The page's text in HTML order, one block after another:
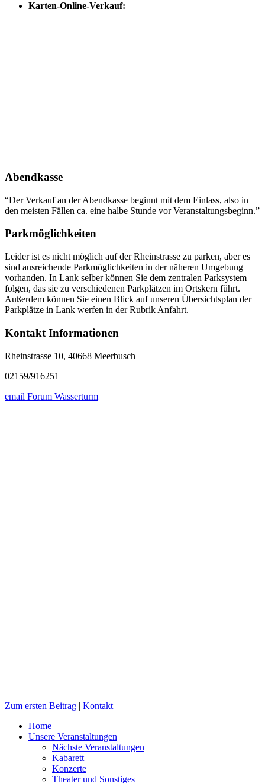
Karten-Online-Verkauf:
Abendkasse
“Der Verkauf an der Abendkasse beginnt mit dem Einlass, also in
den meisten Fällen ca. eine halbe Stunde vor Veranstaltungsbeginn.”
Parkmöglichkeiten
Leider ist es nicht möglich auf der Rheinstrasse zu parken, aber es
sind ausreichende Parkmöglichkeiten in der näheren Umgebung
vorhanden. In Lank selber können Sie dem zentralen Parksystem
folgen, das sie zu verschiedenen Parkplätzen im Ortskern führt.
Außerdem können Sie einen Blick auf unseren Übersichtsplan der
Parkplätze in Lank werfen in der Rubrik Anfahrt.
Kontakt Informationen
Rheinstrasse 10, 40668 Meerbusch
02159/916251
email Forum Wasserturm
Zum ersten Beitrag | Kontakt
Home
Unsere Veranstaltungen
Nächste Veranstaltungen
Kabarett
Konzerte
Theater und Sonstiges